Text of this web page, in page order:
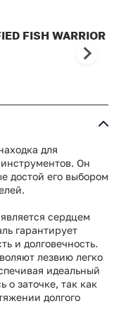
FISH WARRIOR
для
Он
достой его выбором
сердцем
гарантирует
и долговечность.
лезвию легко
идеальный
о заточке, так как
долгого